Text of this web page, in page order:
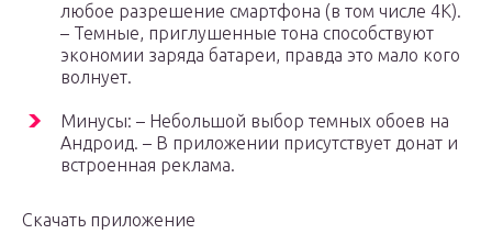
любое разрешение смартфона (в том числе 4K).
– Темные, приглушенные тона способствуют
экономии заряда батареи, правда это мало кого
волнует.
Минусы: – Небольшой выбор темных обоев на
Андроид. – В приложении присутствует донат и
встроенная реклама.
Скачать приложение